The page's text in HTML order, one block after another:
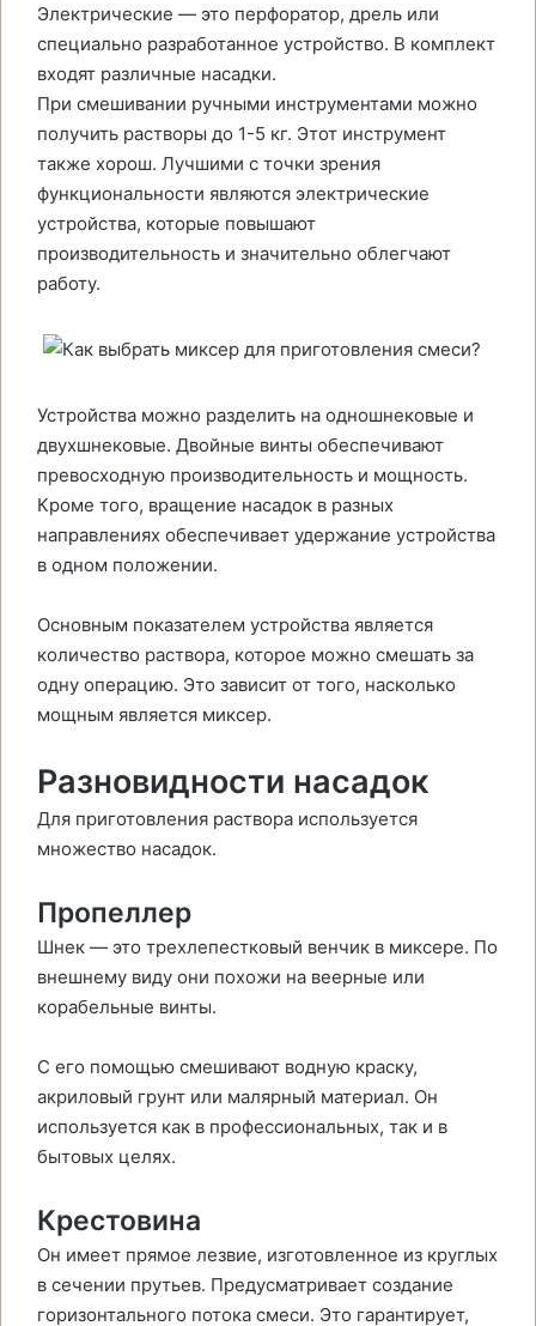
Электрические — это перфоратор, дрель или
специально разработанное устройство. В комплект
входят различные насадки.
При смешивании ручными инструментами можно
получить растворы до 1-5 кг. Этот инструмент
также хорош. Лучшими с точки зрения
функциональности являются электрические
устройства, которые повышают
производительность и значительно облегчают
работу.
Устройства можно разделить на одношнековые и
двухшнековые. Двойные винты обеспечивают
превосходную производительность и мощность.
Кроме того, вращение насадок в разных
направлениях обеспечивает удержание устройства
в одном положении.
Основным показателем устройства является
количество раствора, которое можно смешать за
одну операцию. Это зависит от того, насколько
мощным является миксер.
Разновидности насадок
Для приготовления раствора используется
множество насадок.
Пропеллер
Шнек — это трехлепестковый венчик в миксере. По
внешнему виду они похожи на веерные или
корабельные винты.
С его помощью смешивают водную краску,
акриловый грунт или малярный материал. Он
используется как в профессиональных, так и в
бытовых целях.
Крестовина
Он имеет прямое лезвие, изготовленное из круглых
в сечении прутьев. Предусматривает создание
горизонтального потока смеси. Это гарантирует,